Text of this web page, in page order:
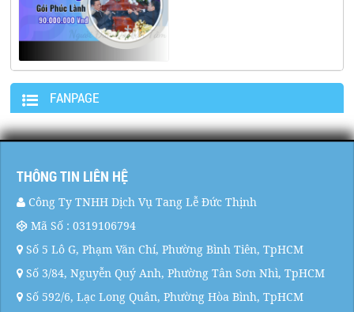
FANPAGE
THÔNG TIN LIÊN HỆ
Công Ty TNHH Dịch Vụ Tang Lễ Đức Thịnh
Mã Số : 0319106794
Số 5 Lô G, Phạm Văn Chí, Phường Bình Tiên, TpHCM
Số 3/84, Nguyễn Quý Anh, Phường Tân Sơn Nhì, TpHCM
Số 592/6, Lạc Long Quân, Phường Hòa Bình, TpHCM